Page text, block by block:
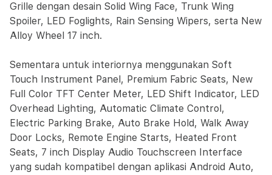
Grille dengan desain Solid Wing Face, Trunk Wing
Spoiler, LED Foglights, Rain Sensing Wipers, serta New
Alloy Wheel 17 inch.
Sementara untuk interiornya menggunakan Soft
Touch Instrument Panel, Premium Fabric Seats, New
Full Color TFT Center Meter, LED Shift Indicator, LED
Overhead Lighting, Automatic Climate Control,
Electric Parking Brake, Auto Brake Hold, Walk Away
Door Locks, Remote Engine Starts, Heated Front
Seats, 7 inch Display Audio Touchscreen Interface
yang sudah kompatibel dengan aplikasi Android Auto,